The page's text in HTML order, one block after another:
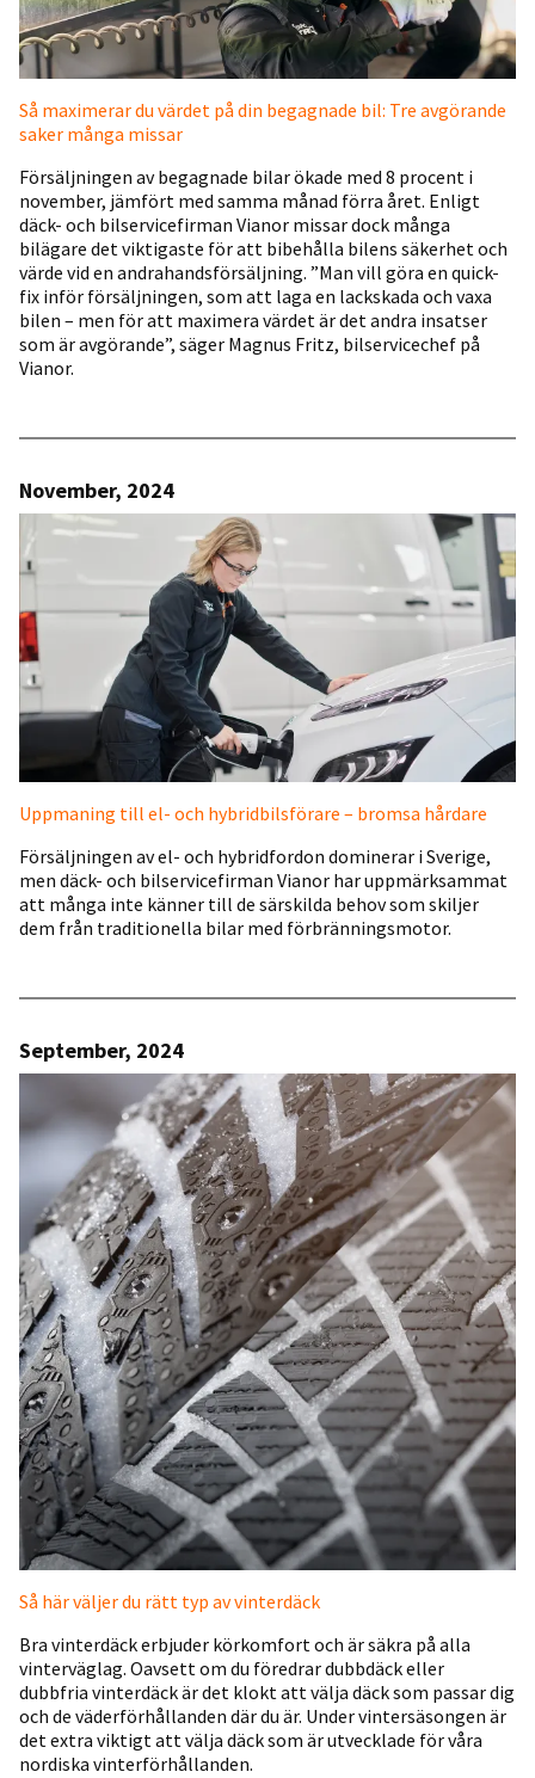
Så maximerar du värdet på din begagnade bil: Tre avgörande
saker många missar
Försäljningen av begagnade bilar ökade med 8 procent i
november, jämfört med samma månad förra året. Enligt
däck- och bilservicefirman Vianor missar dock många
bilägare det viktigaste för att bibehålla bilens säkerhet och
värde vid en andrahandsförsäljning. ”Man vill göra en quick-
fix inför försäljningen, som att laga en lackskada och vaxa
bilen – men för att maximera värdet är det andra insatser
som är avgörande”, säger Magnus Fritz, bilservicechef på
Vianor.
November, 2024
Uppmaning till el- och hybridbilsförare – bromsa hårdare
Försäljningen av el- och hybridfordon dominerar i Sverige,
men däck- och bilservicefirman Vianor har uppmärksammat
att många inte känner till de särskilda behov som skiljer
dem från traditionella bilar med förbränningsmotor.
September, 2024
Så här väljer du rätt typ av vinterdäck
Bra vinterdäck erbjuder körkomfort och är säkra på alla
vinterväglag. Oavsett om du föredrar dubbdäck eller
dubbfria vinterdäck är det klokt att välja däck som passar dig
och de väderförhållanden där du är. Under vintersäsongen är
det extra viktigt att välja däck som är utvecklade för våra
nordiska vinterförhållanden.